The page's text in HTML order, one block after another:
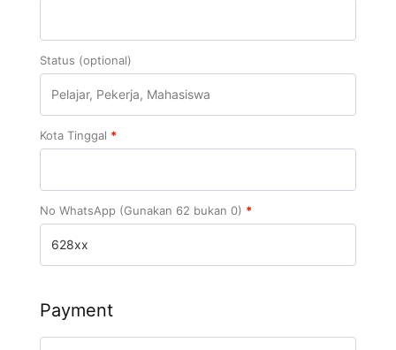
Status (optional)
Kota Tinggal *
No WhatsApp (Gunakan 62 bukan 0) *
Payment